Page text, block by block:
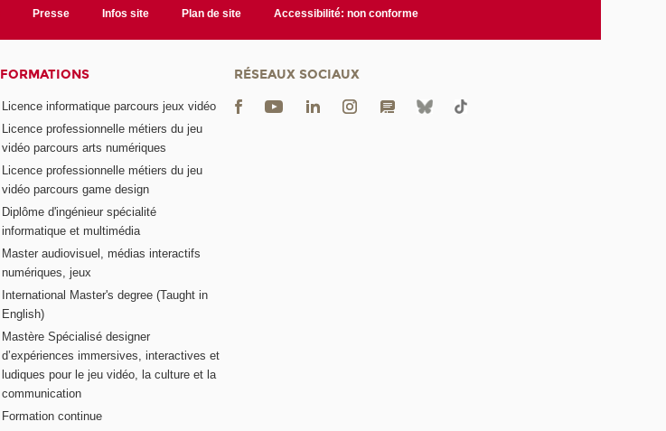
Presse Infos site Plan de site Accessibilité: non conforme
FORMATIONS
Licence informatique parcours jeux vidéo
Licence professionnelle métiers du jeu
vidéo parcours arts numériques
Licence professionnelle métiers du jeu
vidéo parcours game design
Diplôme d'ingénieur spécialité
informatique et multimédia
Master audiovisuel, médias interactifs
numériques, jeux
International Master's degree (Taught in
English)
Mastère Spécialisé designer
d’expériences immersives, interactives et
ludiques pour le jeu vidéo, la culture et la
communication
Formation continue
RÉSEAUX SOCIAUX